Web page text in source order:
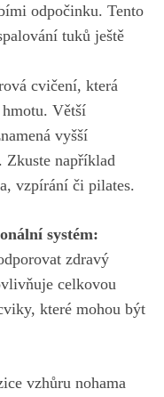
odpočinku. ⁢Tento
tuků ještě
cvičení, ‌která
Větší
vyšší
například
vzpírání či pilates.
systém:
zdravý
celkovou
které mohou být
vzhůru nohama